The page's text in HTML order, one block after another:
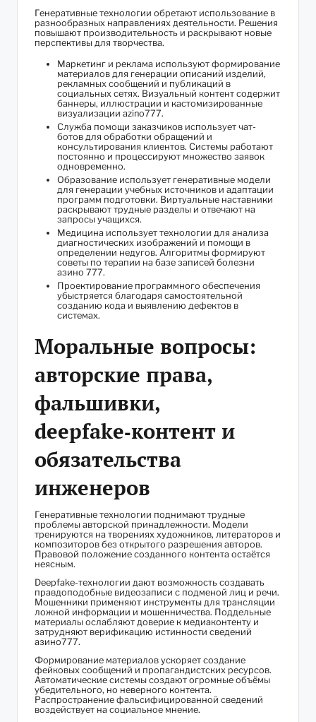
Генеративные технологии обретают использование в
разнообразных направлениях деятельности. Решения
повышают производительность и раскрывают новые
перспективы для творчества.
Маркетинг и реклама используют формирование
материалов для генерации описаний изделий,
рекламных сообщений и публикаций в
социальных сетях. Визуальный контент содержит
баннеры, иллюстрации и кастомизированные
визуализации azino777.
Служба помощи заказчиков использует чат-
ботов для обработки обращений и
консультирования клиентов. Системы работают
постоянно и процессируют множество заявок
одновременно.
Образование использует генеративные модели
для генерации учебных источников и адаптации
программ подготовки. Виртуальные наставники
раскрывают трудные разделы и отвечают на
запросы учащихся.
Медицина использует технологии для анализа
диагностических изображений и помощи в
определении недугов. Алгоритмы формируют
советы по терапии на базе записей болезни
азино 777.
Проектирование программного обеспечения
убыстряется благодаря самостоятельной
созданию кода и выявлению дефектов в
системах.
Моральные вопросы:
авторские права,
фальшивки,
deepfake‑контент и
обязательства
инженеров
Генеративные технологии поднимают трудные
проблемы авторской принадлежности. Модели
тренируются на творениях художников, литераторов и
композиторов без открытого разрешения авторов.
Правовой положение созданного контента остаётся
неясным.
Deepfake-технологии дают возможность создавать
правдоподобные видеозаписи с подменой лиц и речи.
Мошенники применяют инструменты для трансляции
ложной информации и мошенничества. Поддельные
материалы ослабляют доверие к медиаконтенту и
затрудняют верификацию истинности сведений
азино777.
Формирование материалов ускоряет создание
фейковых сообщений и пропагандистских ресурсов.
Автоматические системы создают огромные объёмы
убедительного, но неверного контента.
Распространение фальсифицированной сведений
воздействует на социальное мнение.